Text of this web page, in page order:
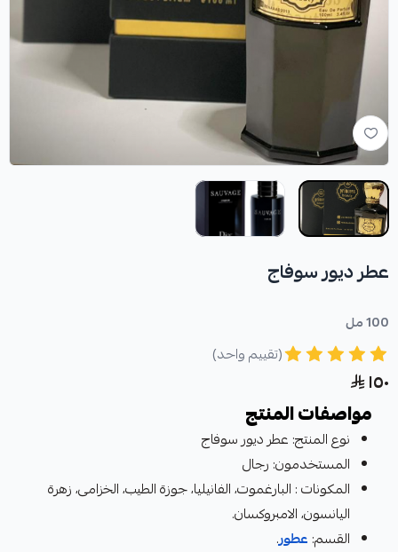
عطر ديور سوفاج
100 مل
(تقييم واحد)
١٥٠
مواصفات المنتج
نوع المنتج: عطر ديور سوفاج
المستخدمون: رجال
المكونات : البارغموت، الفانيليا، جوزة الطيب، الخزامى، زهرة
اليانسون، الامبروكسان.
القسم: عطور.